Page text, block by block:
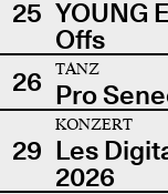
25 YOUNG
Offs
26
TANZ
Pro
29
KONZERT
Les
2026